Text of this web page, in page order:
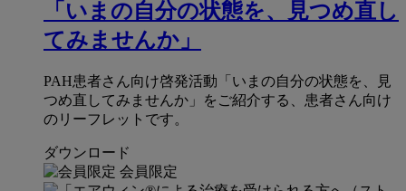
「いまの自分の状態を、見つめ直し
てみませんか」
PAH患者さん向け啓発活動「いまの自分の状態を、見
つめ直してみませんか」をご紹介する、患者さん向け
のリーフレットです。
ダウンロード
会員限定